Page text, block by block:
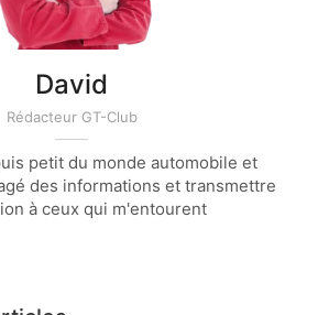
David
Rédacteur GT-Club
petit du monde automobile et
des informations et transmettre
à ceux qui m'entourent